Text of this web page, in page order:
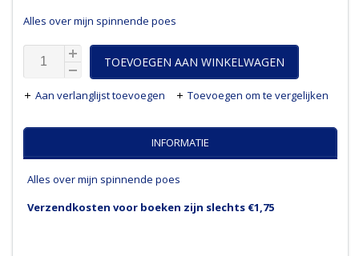
Alles over mijn spinnende poes
TOEVOEGEN AAN WINKELWAGEN
Aan verlanglijst toevoegen Toevoegen om te vergelijken
INFORMATIE
Alles over mijn spinnende poes
Verzendkosten voor boeken zijn slechts €1,75